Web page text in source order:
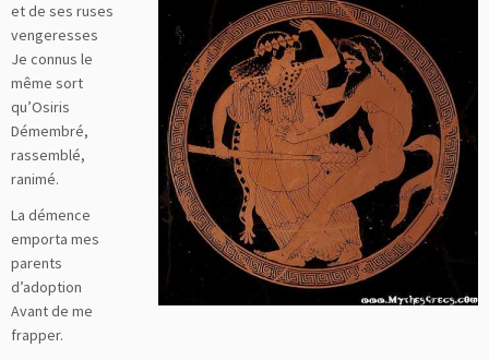
et de ses ruses
vengeresses
Je connus le
même sort
qu’Osiris
Démembré,
rassemblé,
ranimé.
La démence
emporta mes
parents
d’adoption
Avant de me
frapper.